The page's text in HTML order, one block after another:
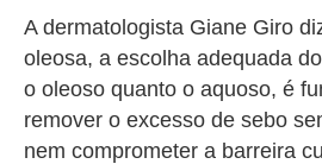
A dermatologista Giane Giro
oleosa, a escolha adequada
o oleoso quanto o aquoso, é
remover o excesso de sebo
nem comprometer a barreira